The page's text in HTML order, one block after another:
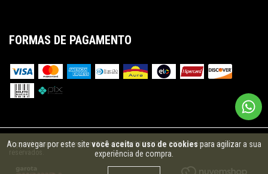
Ao navegar por este sitevocê aceita o uso de cookiespara agilizar a sua
experiência de compra.
FORMAS DE PAGAMENTO
Copyright Aventureiro Import LTDA - 21305151000128 - 2026. Todos os direitos
reservados.